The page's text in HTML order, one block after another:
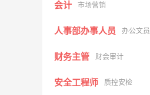
会计 市场营销
人事部办事人员 办公文员
财务主管 财会审计
安全工程师 质控安检